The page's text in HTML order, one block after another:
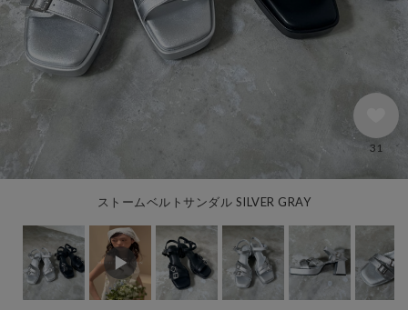
ストームベルトサンダル SILVER GRAY
31